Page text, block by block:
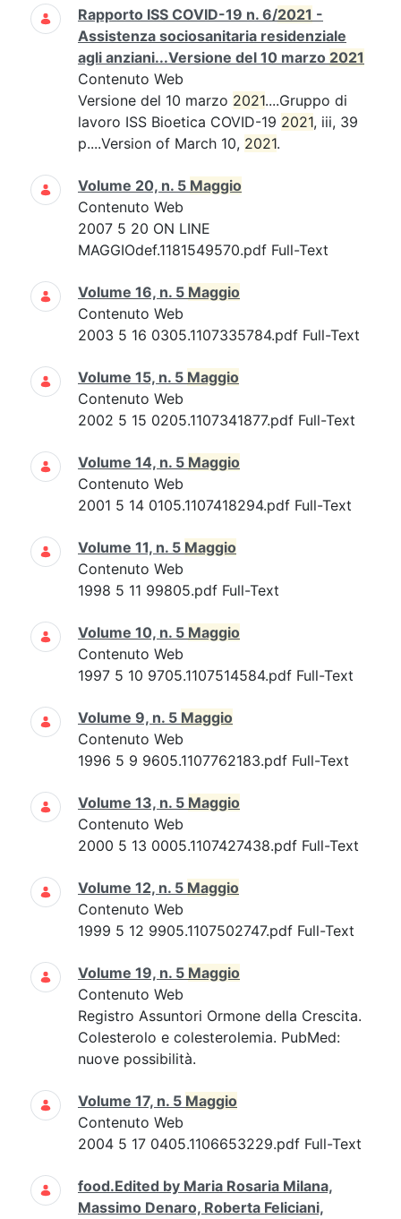
Rapporto ISS COVID-19 n. 6/2021 -
Assistenza sociosanitaria residenziale
agli anziani...Versione del 10 marzo 2021
Contenuto Web
Versione del 10 marzo 2021....Gruppo di
lavoro ISS Bioetica COVID-19 2021, iii, 39
p....Version of March 10, 2021.
Volume 20, n. 5 Maggio
Contenuto Web
2007 5 20 ON LINE
MAGGIOdef.1181549570.pdf Full-Text
Volume 16, n. 5 Maggio
Contenuto Web
2003 5 16 0305.1107335784.pdf Full-Text
Volume 15, n. 5 Maggio
Contenuto Web
2002 5 15 0205.1107341877.pdf Full-Text
Volume 14, n. 5 Maggio
Contenuto Web
2001 5 14 0105.1107418294.pdf Full-Text
Volume 11, n. 5 Maggio
Contenuto Web
1998 5 11 99805.pdf Full-Text
Volume 10, n. 5 Maggio
Contenuto Web
1997 5 10 9705.1107514584.pdf Full-Text
Volume 9, n. 5 Maggio
Contenuto Web
1996 5 9 9605.1107762183.pdf Full-Text
Volume 13, n. 5 Maggio
Contenuto Web
2000 5 13 0005.1107427438.pdf Full-Text
Volume 12, n. 5 Maggio
Contenuto Web
1999 5 12 9905.1107502747.pdf Full-Text
Volume 19, n. 5 Maggio
Contenuto Web
Registro Assuntori Ormone della Crescita.
Colesterolo e colesterolemia. PubMed:
nuove possibilità.
Volume 17, n. 5 Maggio
Contenuto Web
2004 5 17 0405.1106653229.pdf Full-Text
food.Edited by Maria Rosaria Milana,
Massimo Denaro, Roberta Feliciani,